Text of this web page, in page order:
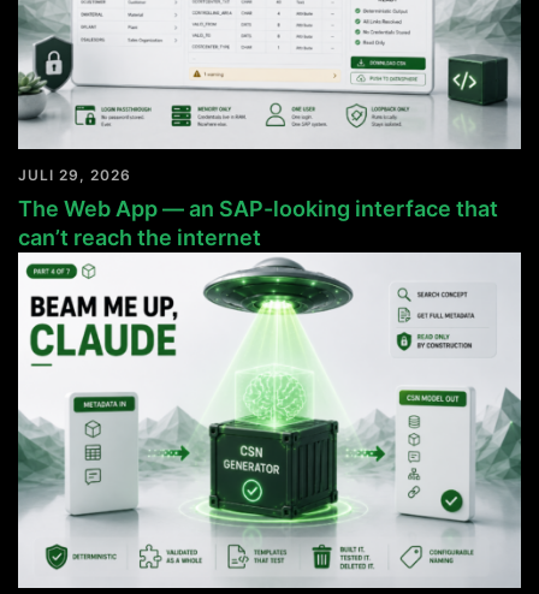
JULI 29, 2026
The Web App — an SAP-looking interface that
can’t reach the internet